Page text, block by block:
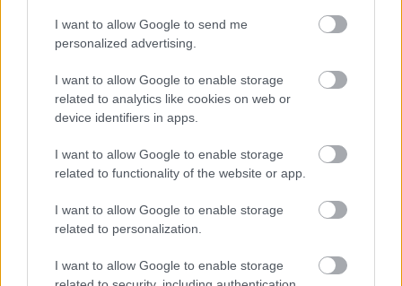
I want to allow Google to send me
personalized advertising.
I want to allow Google to enable storage
related to analytics like cookies on web or
device identifiers in apps.
I want to allow Google to enable storage
related to functionality of the website or app.
I want to allow Google to enable storage
related to personalization.
I want to allow Google to enable storage
az agrár- és élelmiszerminiszter pedig Bóna
Szabolcs.
Mind elfogadták a felkérést. Magyar Péter
elismételte, hogy várhatóan 16 miniszter lesz a
kormányban és az Orbán-kormányban is több
Magyar Péter arról is beszélt, hogy nincsenek
olyan ötleteik, hogy előrehozott önkormányzati